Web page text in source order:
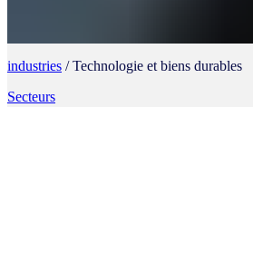
industries / Technologie et biens durables
Secteurs